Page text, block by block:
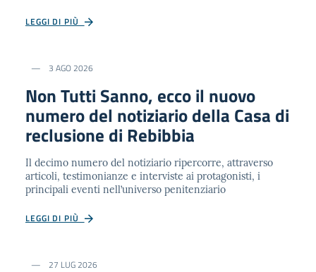
LEGGI DI PIÙ
3 AGO 2026
Non Tutti Sanno, ecco il nuovo
numero del notiziario della Casa di
reclusione di Rebibbia
Il decimo numero del notiziario ripercorre, attraverso
articoli, testimonianze e interviste ai protagonisti, i
principali eventi nell’universo penitenziario
LEGGI DI PIÙ
27 LUG 2026